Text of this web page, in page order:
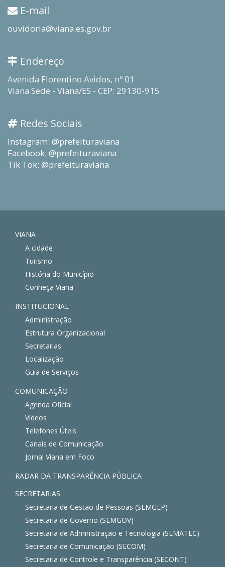
E-mail
ouvidoria@viana.es.gov.br
Endereço
Avenida Florentino Avidos, nº 01
Viana Sede - Viana/ES - CEP: 29130-915
Redes Sociais
Instagram: @prefeituraviana
Facebook: @prefeituraviana
Tik Tok: @prefeituraviana
VIANA
A cidade
Turismo
História do Município
Conheça Viana
INSTITUCIONAL
Administração
Estrutura Organizacional
Secretarias
Localização
Guia de Serviços
COMUNICAÇÃO
Agenda Oficial
Vídeos
Telefones Úteis
Canais de Comunicação
Jornal Viana em Foco
RADAR DA TRANSPARÊNCIA PÚBLICA
SECRETARIAS
Secretaria de Gestão de Pessoas (SEMGEP)
Secretaria de Governo (SEMGOV)
Secretaria de Administração e Tecnologia (SEMATEC)
Secretaria de Comunicação (SECOM)
Secretaria de Controle e Transparência (SECONT)